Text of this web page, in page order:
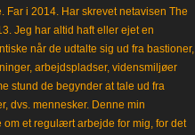
Far i 2014. Har skrevet netavisen The
Jeg har altid haft eller ejet en
når de udtalte sig ud fra bastioner,
arbejdspladser, vidensmiljøer
stund de begynder at tale ud fra
dvs. mennesker. Denne min
om et regulært arbejde for mig, for det